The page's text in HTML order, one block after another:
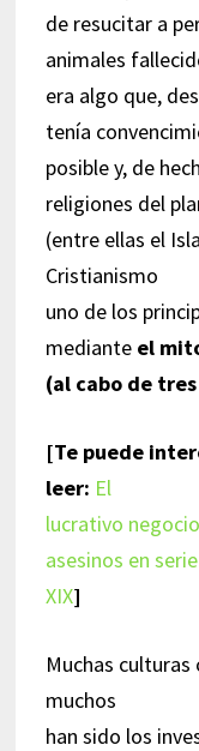
de resucitar a
animales
era algo que,
tenía
posible y, de
religiones del
(entre ellas el
Cristianismo
uno de los
mediante el
(al cabo de
[Te puede
leer: El
lucrativo
asesinos en
XIX]
Muchas
muchos
han sido los